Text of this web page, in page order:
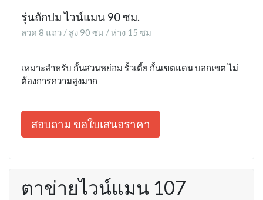
รุ่นถักปม ไวน์แมน 90 ซม.
ลวด 8 แถว / สูง 90 ซม / ห่าง 15 ซม
เหมาะสำหรับ กั้นสวนหย่อม รั้วเตี้ย กั้นเขตแดน บอกเขต ไม่
ต้องการความสูงมาก
สอบถาม ขอใบเสนอราคา
ตาข่ายไวน์แมน 107